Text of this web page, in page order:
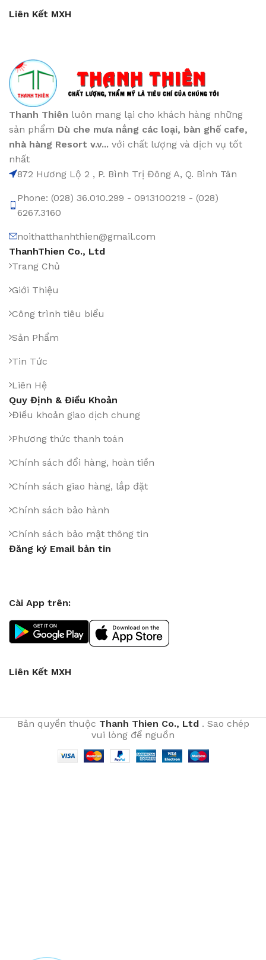
Liên Kết MXH
Thanh Thiên luôn mang lại cho khách hàng những
sản phẩm Dù che mưa nắng các loại, bàn ghế cafe,
nhà hàng Resort v.v... với chất lượng và dịch vụ tốt
nhất
872 Hương Lộ 2 , P. Bình Trị Đông A, Q. Bình Tân
Phone: (028) 36.010.299 - 0913100219 - (028)
6267.3160
noithatthanhthien@gmail.com
ThanhThien Co., Ltd
Trang Chủ
Giới Thiệu
Công trình tiêu biểu
Sản Phẩm
Tin Tức
Liên Hệ
Quy Định & Điều Khoản
Điều khoản giao dịch chung
Phương thức thanh toán
Chính sách đổi hàng, hoàn tiền
Chính sách giao hàng, lắp đặt
Chính sách bảo hành
Chính sách bảo mật thông tin
Đăng ký Email bản tin
Cài App trên:
Liên Kết MXH
Bản quyền thuộc Thanh Thien Co., Ltd. Sao chép
vui lòng để nguồn